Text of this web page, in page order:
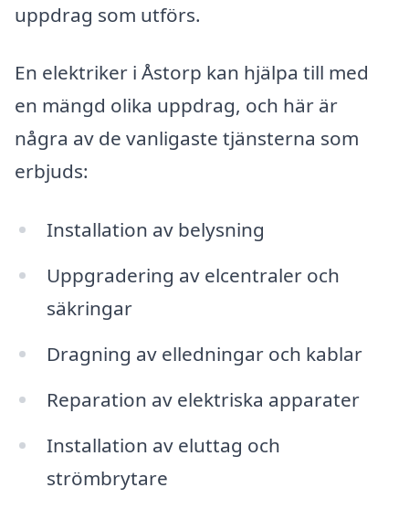
uppdrag som utförs.
En elektriker i Åstorp kan hjälpa till med
en mängd olika uppdrag, och här är
några av de vanligaste tjänsterna som
erbjuds:
Installation av belysning
Uppgradering av elcentraler och
säkringar
Dragning av elledningar och kablar
Reparation av elektriska apparater
Installation av eluttag och
strömbrytare